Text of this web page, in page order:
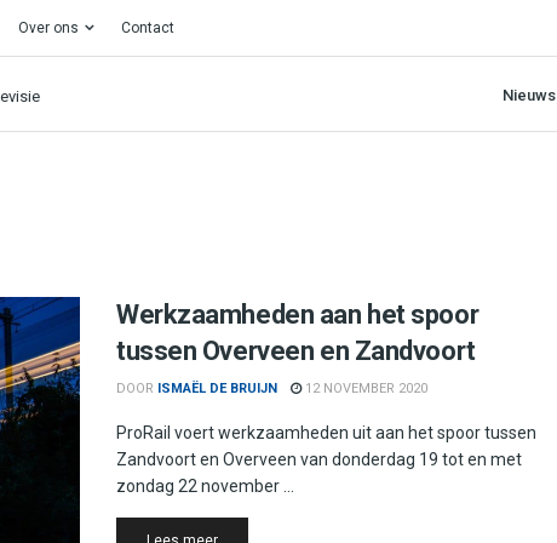
Over ons Contact
Nieuws
Werkzaamheden aan het spoor
tussen Overveen en Zandvoort
DOOR ISMAËL DE BRUIJN 12 NOVEMBER 2020
ProRail voert werkzaamheden uit aan het spoor tussen
Zandvoort en Overveen van donderdag 19 tot en met
zondag 22 november ...
Details